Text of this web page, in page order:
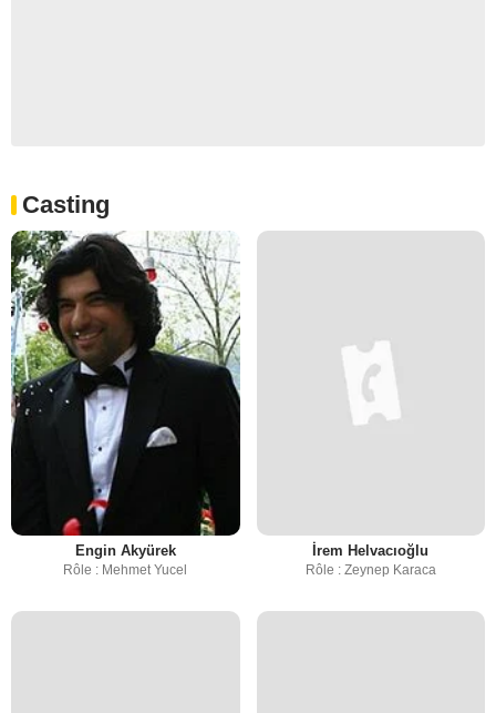
Casting
Engin Akyürek
Rôle : Mehmet Yucel
İrem Helvacıoğlu
Rôle : Zeynep Karaca